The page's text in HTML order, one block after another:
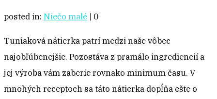
posted in: Niečo malé | 0
Tuniaková nátierka patrí medzi naše vôbec
najobľúbenejšie. Pozostáva z pramálo ingrediencií a
jej výroba vám zaberie rovnako minimum času. V
mnohých receptoch sa táto nátierka dopĺňa ešte o